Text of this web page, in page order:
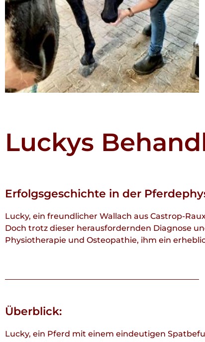
Luckys
Erfolgsgeschichte in der
Lucky, ein freundlicher Wallach aus Castrop-
Doch trotz dieser herausfordernden Diagnose
Physiotherapie und Osteopathie, ihm ein
Überblick:
Lucky, ein Pferd mit einem eindeutigen